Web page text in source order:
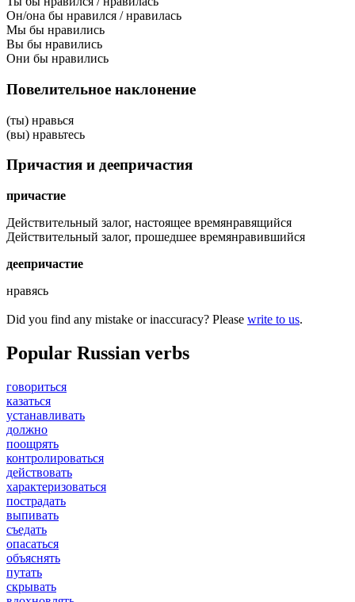
Он/она бы нравился / нравилась
Мы бы нравились
Вы бы нравились
Они бы нравились
Повелительное наклонение
(ты) нравься
(вы) нравьтесь
Причастия и деепричастия
причастие
Действительный залог, настоящее времянравящийся
Действительный залог, прошедшее времянравившийся
деепричастие
нравясь
Did you find any mistake or inaccuracy? Please write to us.
Popular Russian verbs
говориться
казаться
устанавливать
должно
поощрять
контролироваться
действовать
характеризоваться
пострадать
выпивать
съедать
опасаться
объяснять
путать
скрывать